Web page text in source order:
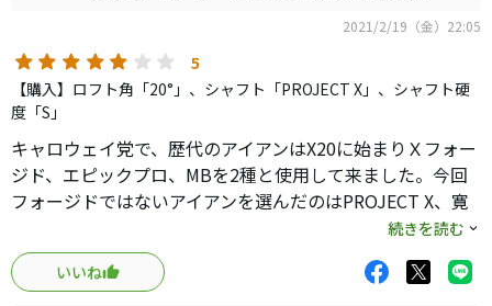
2021/2/19（金）22:05
5
【購入】ロフト角「20°」、シャフト「PROJECT X」、シャフト硬
度「S」
キャロウェイ党で、歴代のアイアンはX20に始まりＸフォー
ジド、エピックプロ、MBを2種と使用して来ました。今回
フォージドではないアイアンを選んだのはPROJECT X、寛
容性が欲しかったからです。打感はフォージドやMBが良い
のは当然ですが、どうしてもミスをした時の距離の落ち込
みや曲がりが顕著なことがスコアを崩しているのではない
続きを読む
いいね